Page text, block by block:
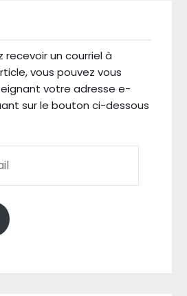
recevoir un courriel à
vous pouvez vous
votre adresse e-
sur le bouton ci-dessous